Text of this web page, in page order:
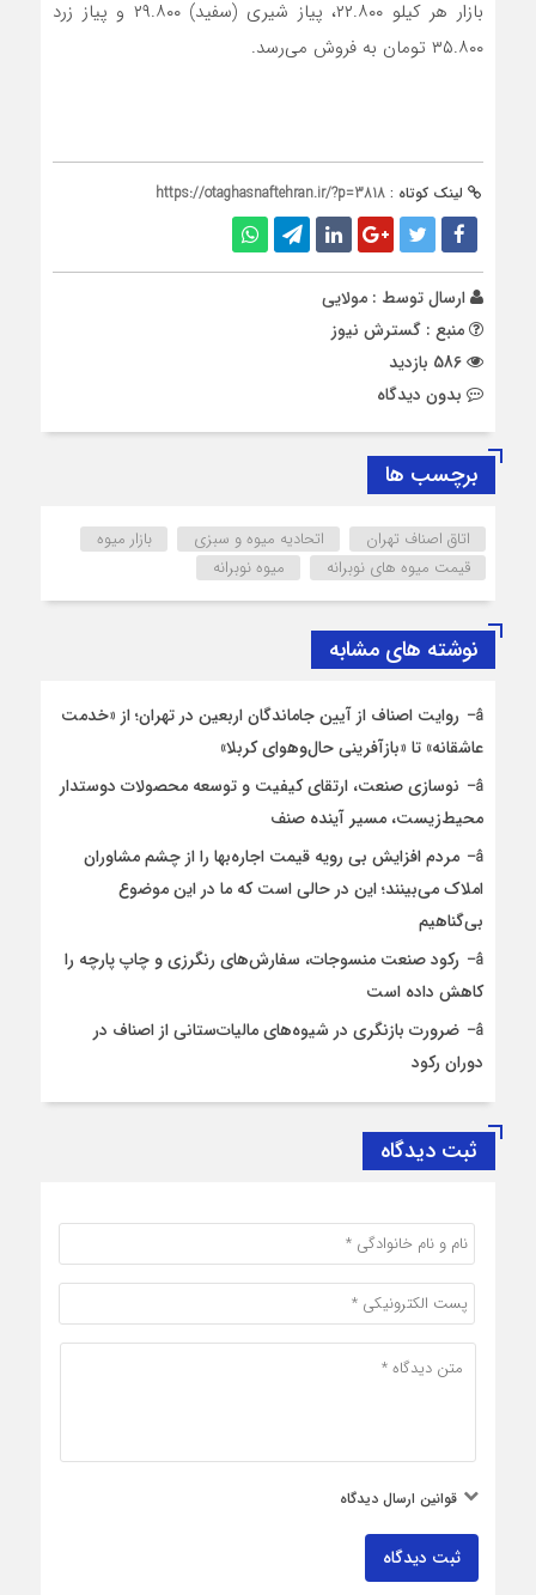
بازار هر کیلو ۲۲.۸۰۰، پیاز شیری (سفید) ۲۹.۸۰۰ و پیاز زرد
۳۵.۸۰۰ تومان به فروش می‌رسد.
لینک کوتاه : https://otaghasnaftehran.ir/?p=3818
ارسال توسط : مولایی
منبع : گسترش نیوز
بدون دیدگاه
برچسب ها
اتاق اصناف تهران اتحادیه میوه و سبزی
بازار میوه
قیمت میوه های نوبرانه
میوه نوبرانه
نوشته های مشابه
روایت اصناف از آیین جاماندگان اربعین در تهران؛ از «خدمت
عاشقانه» تا «بازآفرینی حال‌وهوای کربلا»
نوسازی صنعت، ارتقای کیفیت و توسعه محصولات دوستدار
محیط‌زیست، مسیر آینده صنف
مردم افزایش بی رویه قیمت اجاره‌بها را از چشم مشاوران
املاک می‌بینند؛ این در حالی است که ما در این موضوع
بی‌گناهیم
رکود صنعت منسوجات، سفارش‌های رنگرزی و چاپ پارچه را
کاهش داده است
ضرورت بازنگری در شیوه‌های مالیات‌ستانی از اصناف در
دوران رکود
ثبت دیدگاه
قوانین ارسال دیدگاه
ثبت دیدگاه